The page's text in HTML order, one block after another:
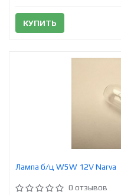
КУПИТЬ
Лампа б/ц W5W 12V Narva
0 отзывов